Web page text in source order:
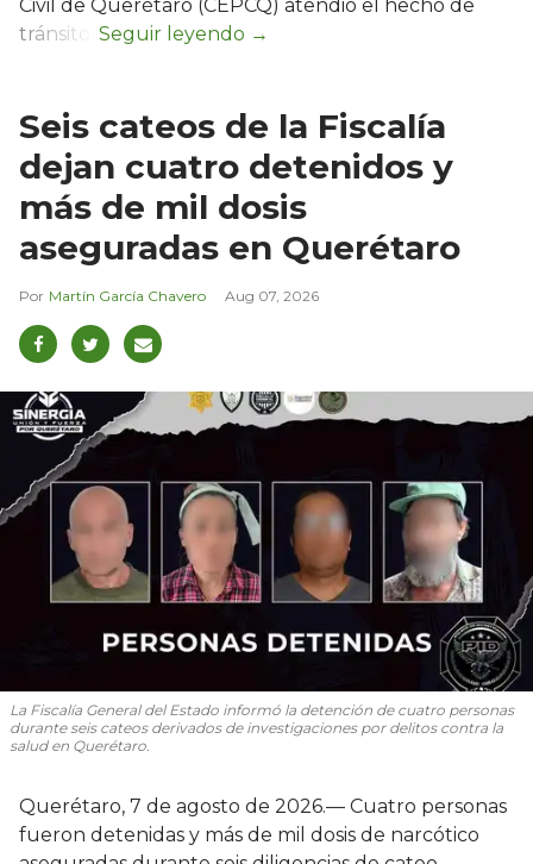
Civil de Querétaro (CEPCQ) atendió el hecho de
tránsito.
Seis cateos de la Fiscalía
dejan cuatro detenidos y
más de mil dosis
aseguradas en Querétaro
Martín García Chavero Aug 07, 2026
La Fiscalía General del Estado informó la detención de cuatro personas
durante seis cateos derivados de investigaciones por delitos contra la
salud en Querétaro.
Querétaro, 7 de agosto de 2026.— Cuatro personas
fueron detenidas y más de mil dosis de narcótico